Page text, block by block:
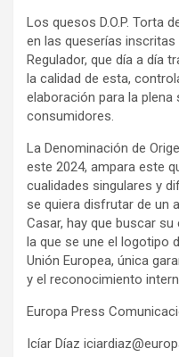
Los quesos D.O.P. Torta
en las queserías
Regulador, que día a día
la calidad de esta,
elaboración para la
consumidores.
La Denominación de
este 2024, ampara este
cualidades singulares y
se quiera disfrutar de un
Casar, hay que buscar
la que se une el logotipo
Unión Europea, única
y el reconocimiento
Europa Press
Icíar Díaz